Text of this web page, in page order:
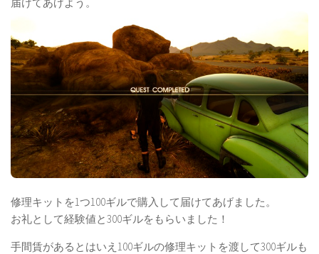
修理キットを1つ100ギルで購入して届けてあげました。
お礼として経験値と300ギルをもらいました！
手間賃があるとはいえ100ギルの修理キットを渡して300ギルも